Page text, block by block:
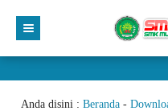
Anda disini : Beranda-